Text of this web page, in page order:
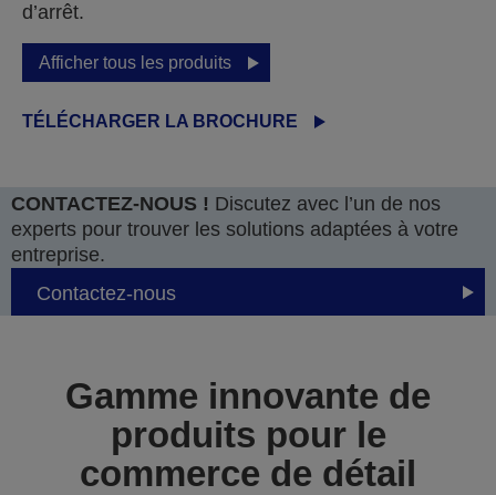
d’arrêt.
Afficher tous les produits
TÉLÉCHARGER LA BROCHURE
CONTACTEZ-NOUS ! Discutez avec l’un de nos
experts pour trouver les solutions adaptées à votre
entreprise.
Contactez-nous
Gamme innovante de
produits pour le
commerce de détail